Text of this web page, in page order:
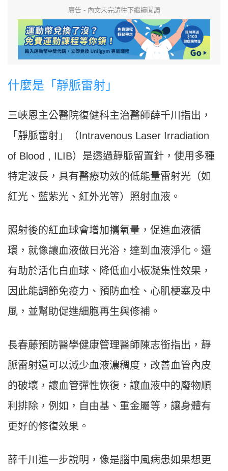
廣告 - 內文未完請往下繼續閱讀
什麼是「靜脈雷射」
三峽恩主公醫院復健科主治醫師薛千川指出，
「靜脈雷射」（Intravenous Laser Irradiation
of Blood , ILIB）是透過靜脈留置針，使用多種
特定波長，具有醫療功效的低能量雷射光（如
紅光、藍紫光、紅外光等）照射血液。
照射後的紅血球會增加攜氧量，促進血液循
環，就像讓血液做日光浴，達到血液淨化。還
有助於活化白血球、降低血小板凝集性效果，
因此能調節免疫力、預防血栓、心肌梗塞及中
風，並幫助促進細胞再生與修補。
長春藤預防醫學健康管理醫師陳志銜指出，靜
脈雷射還可以減少血液濃稠度，改善血管內皮
的破壞，讓血管彈性恢復，讓血液中的廢物順
利排除，例如，自由基、重金屬等，讓身體有
更好的修復效果。
薛千川進一步說明，像是腦中風病患如果想更